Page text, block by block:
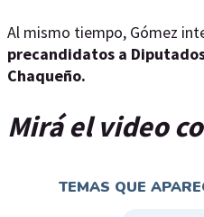
Al mismo tiempo, Gómez
precandidatos a
Chaqueño.
Mirá el video
TEMAS QUE